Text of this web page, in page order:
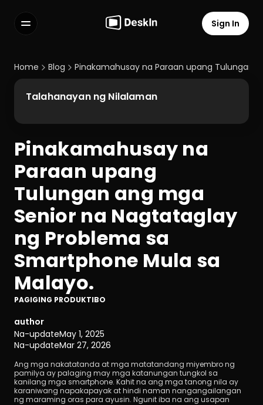
FAQs
Select Language
Terms of Service
Sign In
Home Blog Pinakamahusay na Paraan upang Tulungan
Pinakamahusay na
Paraan upang
Tulungan ang mga
Senior na Nagtataglay
ng Problema sa
Smartphone Mula sa
Malayo.
PAGIGING PRODUKTIBO
author
Na-updateMay 1, 2025
Na-updateMar 27, 2026
Ang mga nakatatanda at mga matatandang miyembro ng
pamilya ay palaging may mga katanungan tungkol sa
kanilang mga smartphone. Kahit na ang mga tanong nila ay
karaniwang napakapayak at hindi naman nangangailangan
ng maraming oras para ayusin. Ngunit iba na ang usapan
Talahanayan ng Nilalaman